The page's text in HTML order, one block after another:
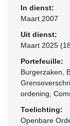
In dienst:
Maart 2007
Uit dienst:
Maart 2025
Portefeuille:
Burgerzaken,
ordening,
Toelichting:
Openbare